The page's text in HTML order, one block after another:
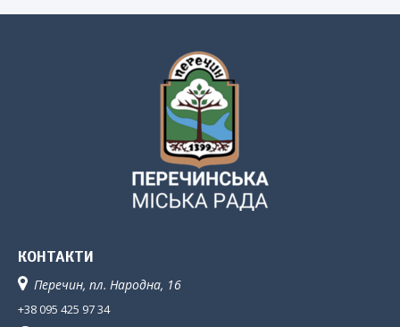
КОНТАКТИ
Перечин, пл. Народна, 16
+38 095 425 97 34